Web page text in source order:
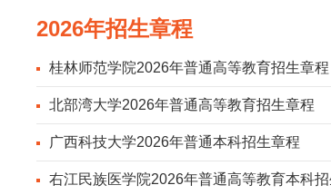
2026年招生章程
桂林师范学院2026年普通高等教育招生章程
北部湾大学2026年普通高等教育招生章程
广西科技大学2026年普通本科招生章程
右江民族医学院2026年普通高等教育本科